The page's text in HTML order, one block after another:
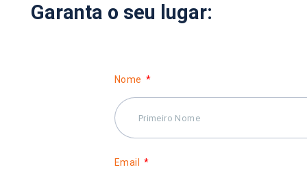
Garanta o seu lugar:
Nome
Email